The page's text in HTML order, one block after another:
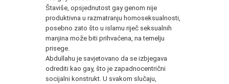
Štaviše, opsjednutost gay genom nije
produktivna u razmatranju homoseksualnosti,
posebno zato što u islamu riječ seksualnih
manjina može biti prihvaćena, na temelju
prisege.
Abdullahu je savjetovano da se izbjegava
odrediti kao gay, što je zapadnocentrični
socijalni konstrukt. U svakom slučaju,